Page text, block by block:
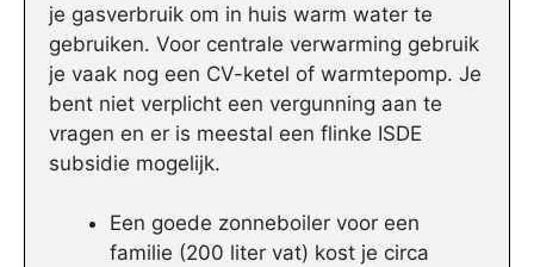
je gasverbruik om in huis warm water te
gebruiken. Voor centrale verwarming gebruik
je vaak nog een CV-ketel of warmtepomp. Je
bent niet verplicht een vergunning aan te
vragen en er is meestal een flinke ISDE
subsidie mogelijk.
Een goede zonneboiler voor een
familie (200 liter vat) kost je circa